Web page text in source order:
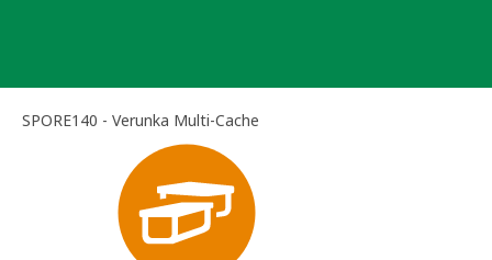
SPORE140 - Verunka Multi-Cache